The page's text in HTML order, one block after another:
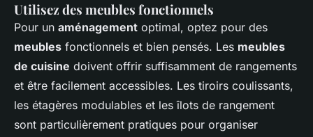
Utilisez des meubles fonctionnels
Pour un aménagement optimal, optez pour des
meubles fonctionnels et bien pensés. Les meubles
de cuisine doivent offrir suffisamment de rangements
et être facilement accessibles. Les tiroirs coulissants,
les étagères modulables et les îlots de rangement
sont particulièrement pratiques pour organiser